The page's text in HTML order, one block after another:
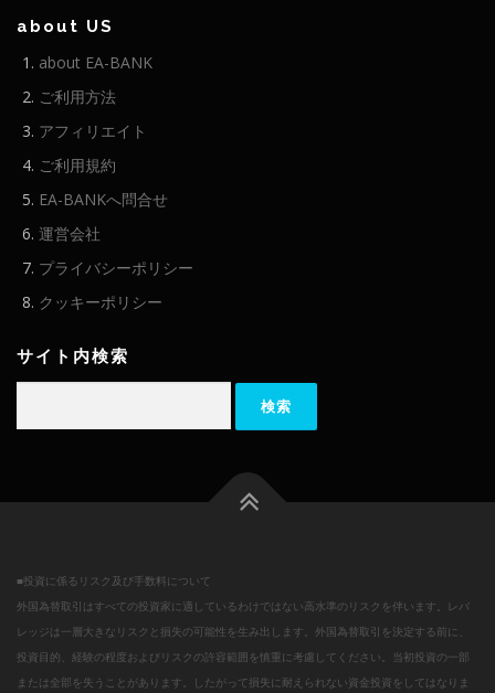
about US
about EA-BANK
ご利用方法
アフィリエイト
ご利用規約
EA-BANKへ問合せ
運営会社
プライバシーポリシー
クッキーポリシー
サイト内検索
■投資に係るリスク及び手数料について
外国為替取引はすべての投資家に適しているわけではない高水準のリスクを伴います。レバ
レッジは一層大きなリスクと損失の可能性を生み出します。外国為替取引を決定する前に、
投資目的、経験の程度およびリスクの許容範囲を慎重に考慮してください。当初投資の一部
または全部を失うことがあります。したがって損失に耐えられない資金投資をしてはなりま